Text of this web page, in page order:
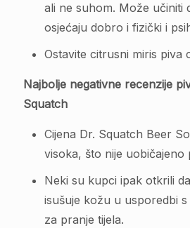
ali ne suhom. Može učiniti
osjećaju dobro i fizički i
Ostavite citrusni miris piva
Najbolje negativne recenzije
Squatch
Cijena Dr. Squatch Beer
visoka, što nije uobičajeno
Neki su kupci ipak otkrili
isušuje kožu u usporedbi
za pranje tijela.